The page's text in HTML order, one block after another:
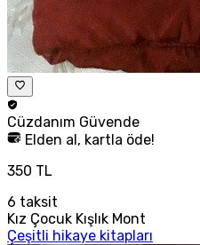
Cüzdanım Güvende
Elden al, kartla öde!
350 TL
6 taksit
Kız Çocuk Kışlık Mont
Çeşitli hikaye kitapları